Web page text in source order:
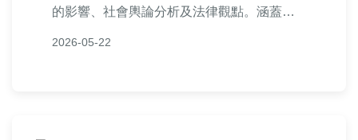
的影響、社會輿論分析及法律觀點。涵蓋常
全面了解這一爭議。內容實用，滿足搜索需
2026-05-22